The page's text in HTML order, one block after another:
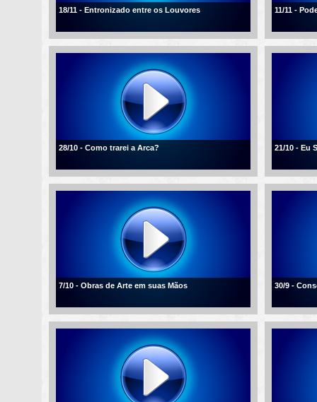
18/11 - Entronizado entre os Louvores 11/11 -
28/10 - Como trarei a Arca? 21/10 - Eu
7/10 - Obras de Arte em suas Mãos 30/9 -